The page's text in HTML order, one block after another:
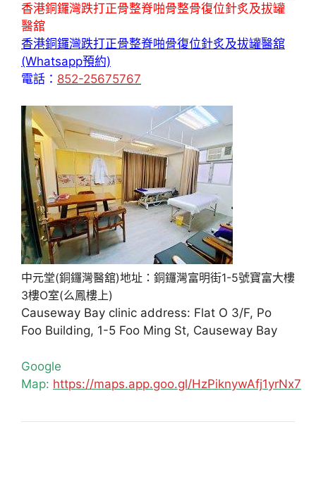
香港銅鑼灣跌打正骨整脊啪骨整骨復位針炙及拔罐
醫舘
香港銅鑼灣跌打正骨整脊啪骨復位針炙及拔罐醫舘
(Whatsapp預約)
電話： 852-25675767
中元堂(銅鑼灣醫舘)地址：銅鑼灣富明街1-5號寶富大樓
3樓O室(么鳳樓上)
Causeway Bay clinic address: Flat O 3/F, Po
Foo Building, 1-5 Foo Ming St, Causeway Bay
Google
Map: https://maps.app.goo.gl/HzPiknywAfj1yrNx7